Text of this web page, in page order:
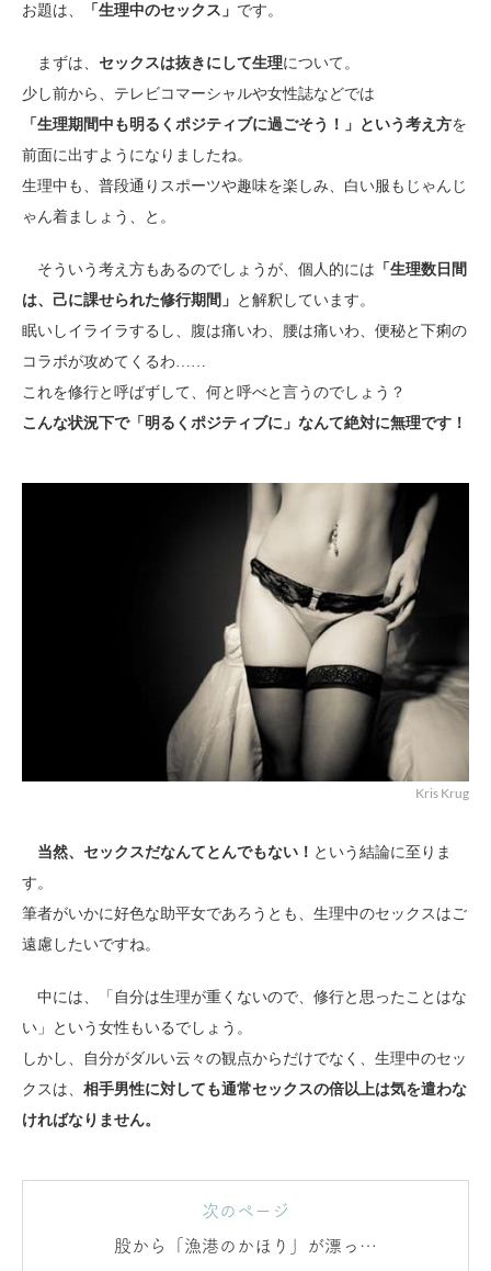
お題は、
「生理中のセックス」 です。
まずは、 セックスは抜きにして生理について。
少し前から、テレビコマーシャルや女性誌などでは
「生理期間中も明るくポジティブに過ごそう！」という考え方を
前面に出すようになりましたね。
生理中も、普段通りスポーツや趣味を楽しみ、白い服もじゃんじ
ゃん着ましょう、と。
そういう考え方もあるのでしょうが、個人的には 「生理数日間
は、己に課せられた修行期間」 と解釈しています。
眠いしイライラするし、腹は痛いわ、腰は痛いわ、便秘と下痢の
コラボが攻めてくるわ……
これを修行と呼ばずして、何と呼べと言うのでしょう？
こんな状況下で「明るくポジティブに」なんて絶対に無理です！
Kris Krug
当然、セックスだなんてとんでもない！ という結論に至りま
す。
筆者がいかに好色な助平女であろうとも、生理中のセックスはご
遠慮したいですね。
中には、「自分は生理が重くないので、修行と思ったことはな
い」という女性もいるでしょう。
しかし、自分がダルい云々の観点からだけでなく、生理中のセッ
クスは、 相手男性に対しても通常セックスの倍以上は気を遣わな
ければなりません。
次のページ
股から「漁港のかほり」が漂って